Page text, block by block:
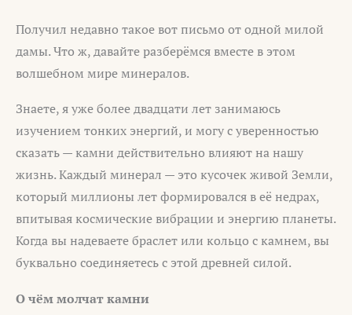
Получил недавно такое вот письмо от одной милой
дамы. Что ж, давайте разберёмся вместе в этом
волшебном мире минералов.
Знаете, я уже более двадцати лет занимаюсь
изучением тонких энергий, и могу с уверенностью
сказать — камни действительно влияют на нашу
жизнь. Каждый минерал — это кусочек живой Земли,
который миллионы лет формировался в её недрах,
впитывая космические вибрации и энергию планеты.
Когда вы надеваете браслет или кольцо с камнем, вы
буквально соединяетесь с этой древней силой.
О чём молчат камни